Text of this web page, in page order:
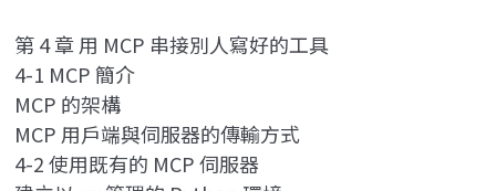
第 4 章 用 MCP 串接別人寫好的工具
4-1 MCP 簡介
MCP 的架構
MCP 用戶端與伺服器的傳輸方式
4-2 使用既有的 MCP 伺服器